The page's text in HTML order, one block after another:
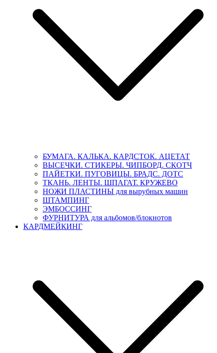
БУМАГА. КАЛЬКА. КАРДСТОК. АЦЕТАТ
ВЫСЕЧКИ. СТИКЕРЫ. ЧИПБОРД. СКОТЧ
ПАЙЕТКИ. ПУГОВИЦЫ. БРАДС. ДОТС
ТКАНЬ. ЛЕНТЫ. ШПАГАТ. КРУЖЕВО
НОЖИ ПЛАСТИНЫ для вырубных машин
ШТАМПИНГ
ЭМБОССИНГ
ФУРНИТУРА для альбомов/блокнотов
КАРДМЕЙКИНГ